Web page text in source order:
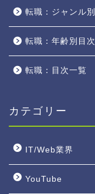
転職：ジャンル別
転職：年齢別目次
転職：目次一覧
カテゴリー
IT/Web業界
YouTube